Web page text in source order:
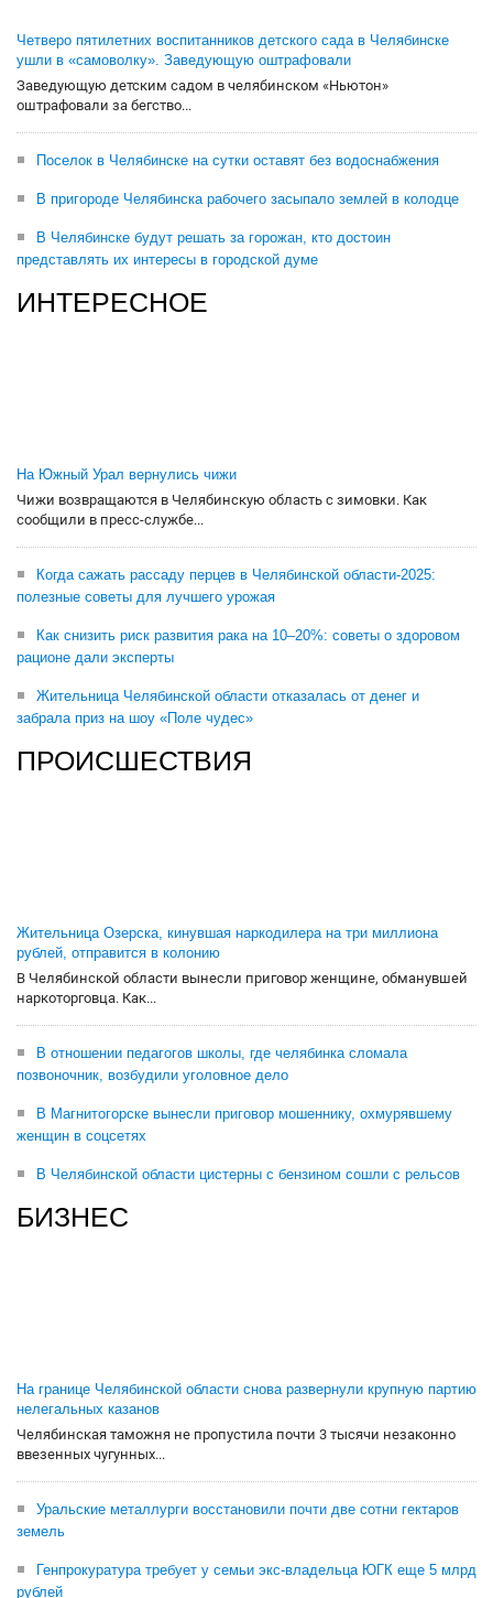
Четверо пятилетних воспитанников детского сада в Челябинске
ушли в «самоволку». Заведующую оштрафовали
Заведующую детским садом в челябинском «Ньютон»
оштрафовали за бегство...
Поселок в Челябинске на сутки оставят без водоснабжения
В пригороде Челябинска рабочего засыпало землей в колодце
В Челябинске будут решать за горожан, кто достоин
представлять их интересы в городской думе
ИНТЕРЕСНОЕ
На Южный Урал вернулись чижи
Чижи возвращаются в Челябинскую область с зимовки. Как
сообщили в пресс-службе...
Когда сажать рассаду перцев в Челябинской области-2025:
полезные советы для лучшего урожая
Как снизить риск развития рака на 10–20%: советы о здоровом
рационе дали эксперты
Жительница Челябинской области отказалась от денег и
забрала приз на шоу «Поле чудес»
ПРОИСШЕСТВИЯ
Жительница Озерска, кинувшая наркодилера на три миллиона
рублей, отправится в колонию
В Челябинской области вынесли приговор женщине, обманувшей
наркоторговца. Как...
В отношении педагогов школы, где челябинка сломала
позвоночник, возбудили уголовное дело
В Магнитогорске вынесли приговор мошеннику, охмурявшему
женщин в соцсетях
В Челябинской области цистерны с бензином сошли с рельсов
БИЗНЕС
На границе Челябинской области снова развернули крупную партию
нелегальных казанов
Челябинская таможня не пропустила почти 3 тысячи незаконно
ввезенных чугунных...
Уральские металлурги восстановили почти две сотни гектаров
земель
Генпрокуратура требует у семьи экс-владельца ЮГК еще 5 млрд
рублей